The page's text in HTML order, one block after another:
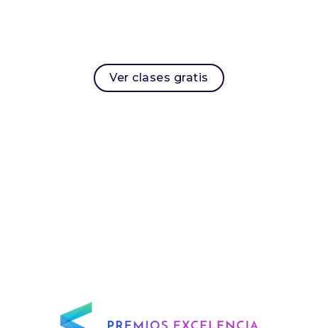
Ver clases gratis